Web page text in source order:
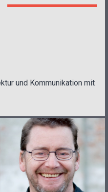
und Kommunikation mit